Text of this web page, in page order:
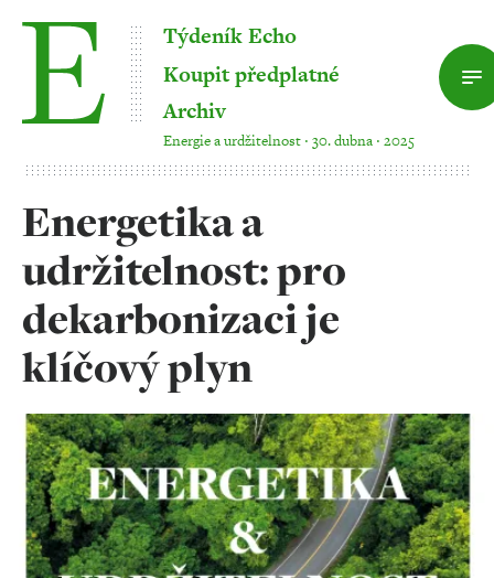
Týdeník Echo
Koupit předplatné
Archiv
Energie a urdžitelnost ‧ 30. dubna ‧ 2025
Energetika a
udržitelnost: pro
dekarbonizaci je
klíčový plyn